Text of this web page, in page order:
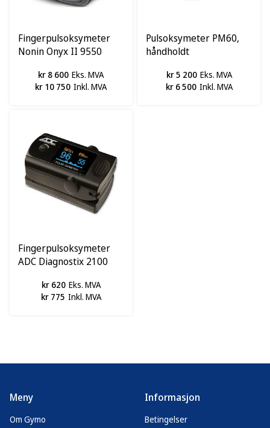
Fingerpulsoksymeter
Nonin Onyx II 9550
kr 8 600 Eks. MVA
kr 10 750 Inkl. MVA
Pulsoksymeter PM60,
håndholdt
kr 5 200 Eks. MVA
kr 6 500 Inkl. MVA
Fingerpulsoksymeter
ADC Diagnostix 2100
kr 620 Eks. MVA
kr 775 Inkl. MVA
Meny
Om Gymo
Informasjon
Betingelser